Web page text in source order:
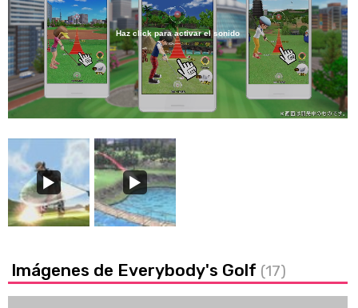
Unmute /
Loaded:
45.59%
Haz click para activar el sonido
Imágenes de Everybody's Golf (17)